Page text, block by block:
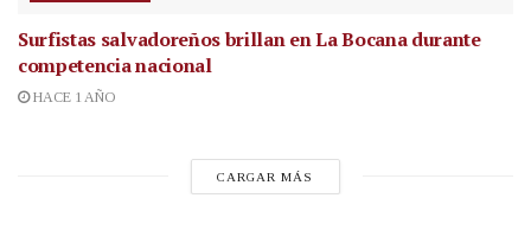
Surfistas salvadoreños brillan en La Bocana durante
competencia nacional
HACE 1 AÑO
CARGAR MÁS